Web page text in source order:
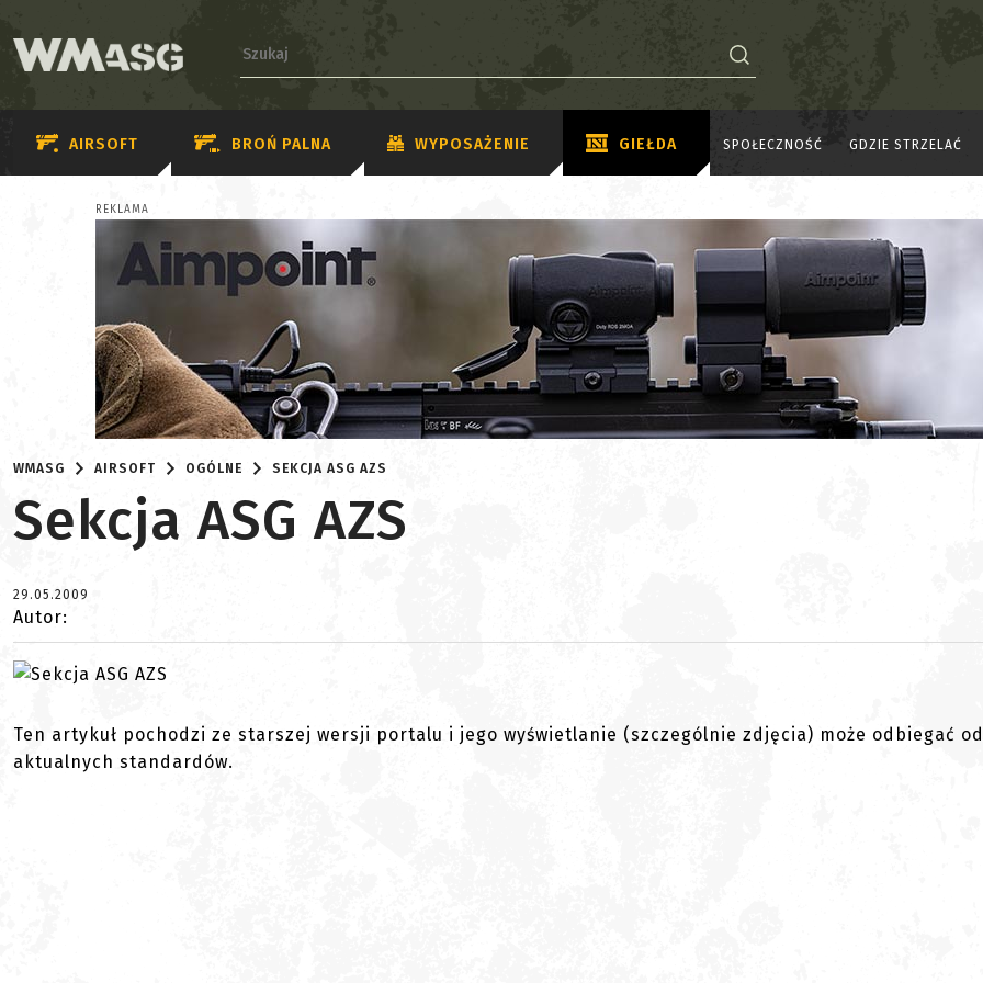
AIRSOFT BROŃ PALNA WYPOSAŻENIE GIEŁDA SPOŁECZNOŚĆ GDZIE STRZELAĆ
REKLAMA
WMASG AIRSOFT OGÓLNE SEKCJA ASG AZS
Sekcja ASG AZS
29.05.2009
Autor:
Ten artykuł pochodzi ze starszej wersji portalu i jego wyświetlanie (szczególnie zdjęcia) może odbiegać od
aktualnych standardów.